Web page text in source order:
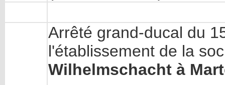
Arrêté grand-ducal du
l'établissement de la
Wilhelmschacht à